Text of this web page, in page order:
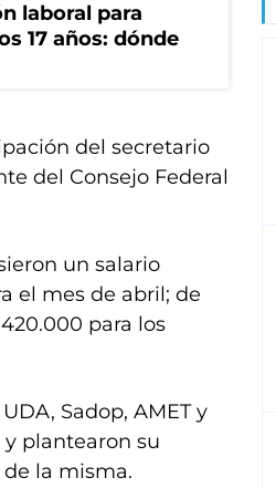
laboral para
17 años: dónde
del secretario
del Consejo Federal
un salario
el mes de abril; de
para los
Sadop, AMET y
plantearon su
la misma.